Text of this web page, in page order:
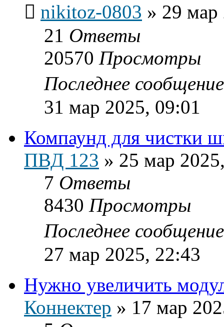
nikitoz-0803 » 29 мар
21 Ответы
20570 Просмотры
Последнее
31 мар 2025, 09:01
Компаунд для чистки
ПВД 123 » 25 мар
7 Ответы
8430 Просмотры
Последнее
27 мар 2025, 22:43
Нужно увеличить
Коннектер » 17 мар